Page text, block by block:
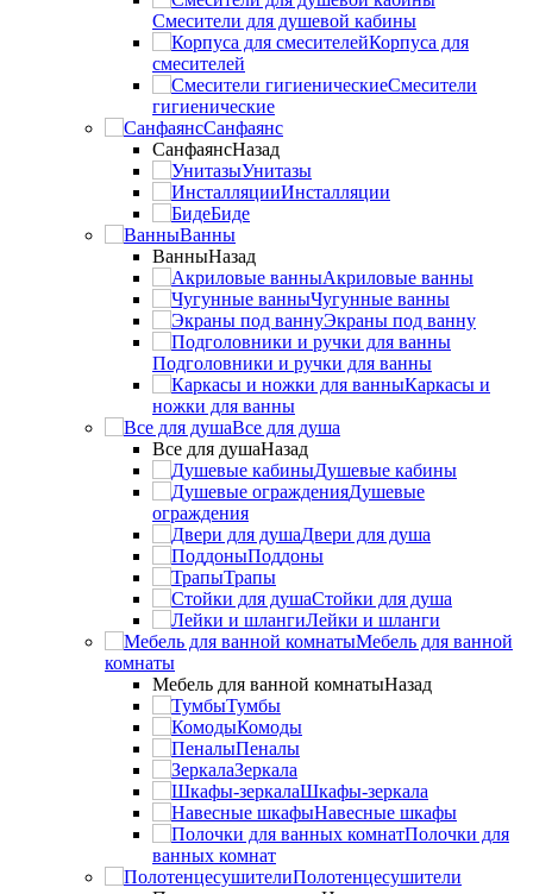
Смесители для душевой кабины
Корпуса для
смесителей
Смесители
гигиенические
Санфаянс
СанфаянсНазад
Унитазы
Инсталляции
Биде
Ванны
ВанныНазад
Акриловые ванны
Чугунные ванны
Экраны под ванну
Подголовники и ручки для ванны
Каркасы и
ножки для ванны
Все для душа
Все для душаНазад
Душевые кабины
Душевые
ограждения
Двери для душа
Поддоны
Трапы
Стойки для душа
Лейки и шланги
Мебель для ванной
комнаты
Мебель для ванной комнатыНазад
Тумбы
Комоды
Пеналы
Зеркала
Шкафы-зеркала
Навесные шкафы
Полочки для
ванных комнат
Полотенцесушители